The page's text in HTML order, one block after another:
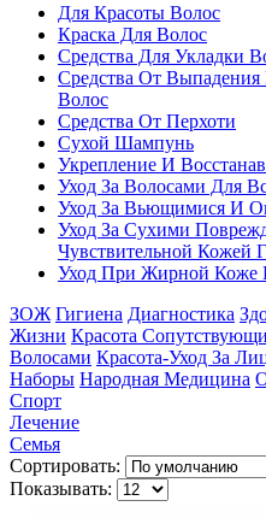
Для Красоты Волос
Краска Для Волос
Средства Для Укладки
Средства От
Волос
Средства От Перхоти
Сухой Шампунь
Укрепление И
Уход За Волосами Для
Уход За Вьющимися И
Уход За Сухими
Чувствительной Кожей
Уход При Жирной Коже
ЗОЖ Гигиена Диагностика
Жизни Красота
Волосами Красота-Уход За
Наборы Народная Медицина
Спорт
Лечение
Семья
Сортировать:
Показывать: